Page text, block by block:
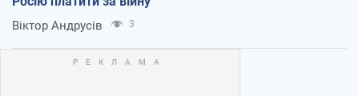
Віктор Андрусів 3